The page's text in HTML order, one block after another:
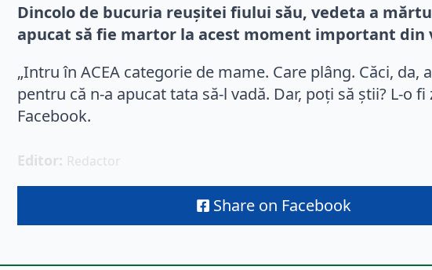
Dincolo de bucuria reușitei fiului său, vedeta a
apucat să fie martor la acest moment important din
„Intru în ACEA categorie de mame. Care plâng. Căci,
pentru că n-a apucat tata să-l vadă. Dar, poți să știi? L-o
Facebook.
Editor: Redactor
Share on Facebook